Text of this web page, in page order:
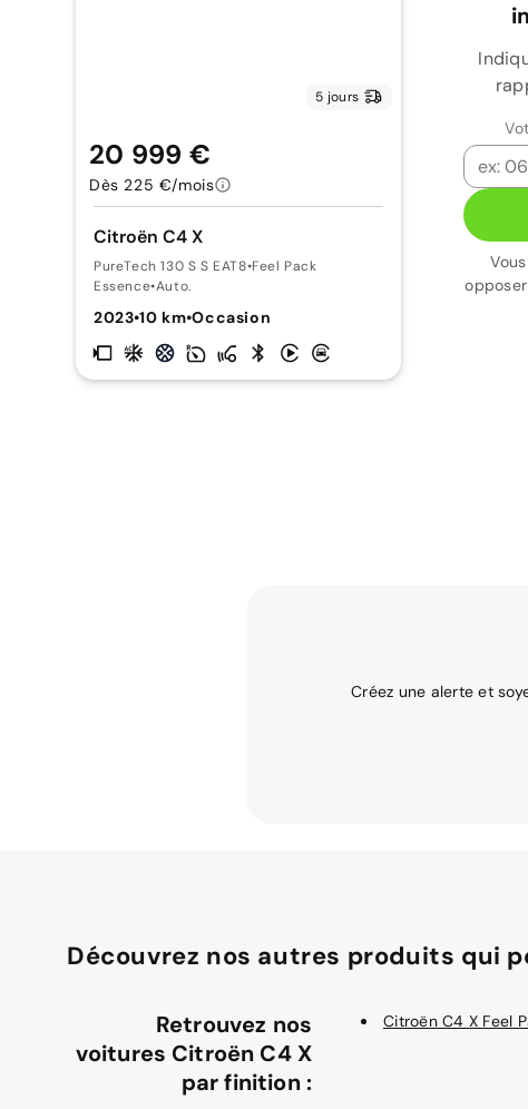
5 jours
Citroën C4 X
PureTech 130 S S EAT8•Feel Pack
Essence•Auto.
2023•10 km•Occasion
20 999 €
Dès 225 €/mois
Créez une alerte et
Découvrez nos autres produits qui
Retrouvez nos
voitures Citroën C4 X
par finition :
Citroën C4 X Feel